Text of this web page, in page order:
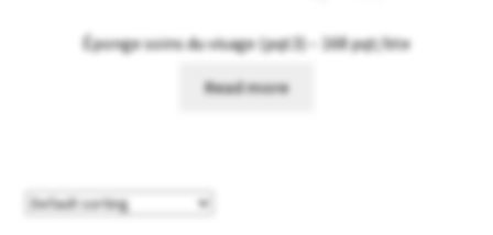
Éponge soins du visage (pqt3) – 168 pqt/bte
Read more